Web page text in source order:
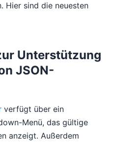
Hier sind die neuesten
Unterstützung
JSON-
verfügt über ein
Menü, das gültige
anzeigt. Außerdem